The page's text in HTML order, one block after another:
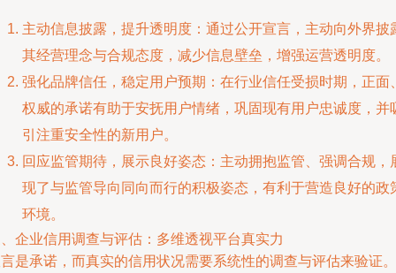
主动信息披露，提升透明度：通过公开宣言，主动向外界披
其经营理念与合规态度，减少信息壁垒，增强运营透明度。
强化品牌信任，稳定用户预期：在行业信任受损时期，正面
权威的承诺有助于安抚用户情绪，巩固现有用户忠诚度，并
引注重安全性的新用户。
回应监管期待，展示良好姿态：主动拥抱监管、强调合规，
现了与监管导向同向而行的积极姿态，有利于营造良好的政
环境。
企业信用调查与评估：多维透视平台真实力
是承诺，而真实的信用状况需要系统性的调查与评估来验证。